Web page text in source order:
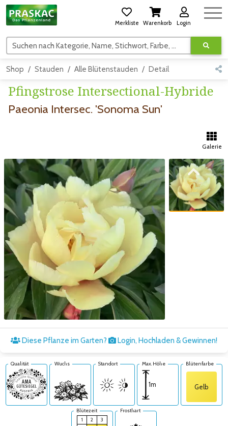
Merkliste Warenkorb Login
Suchen nach Kategorie, Name, Stichwort, Farbe, usw.
Shop Stauden Alle Blütenstauden Detail
Pfingstrose Intersectional-Hybride
Paeonia Intersec. 'Sonoma Sun'
Galerie
Zum vorigen Bild
Zum nächsten Bild
Diese Pflanze im Garten? Login, Hochladen & Gewinnen!
Qualität Wuchs Standort Max. Höhe
1m
Blütenfarbe
Gelb
Blütezeit
1
2
3
Frosthart